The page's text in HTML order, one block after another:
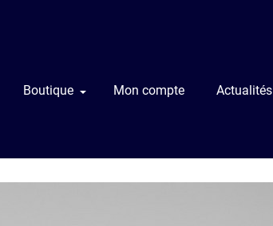
Boutique Mon compte Actualités